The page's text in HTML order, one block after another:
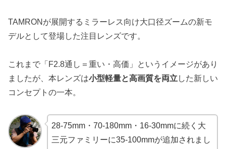
TAMRONが展開するミラーレス向け大口径ズームの新モ
デルとして登場した注目レンズです。
これまで「F2.8通し＝重い・高価」というイメージがあり
ましたが、本レンズは小型軽量と高画質を両立 した新しい
コンセプトの一本。
28-75mm・70-180mm・16-30mmに続く大
三元ファミリーに35-100mmが追加されまし